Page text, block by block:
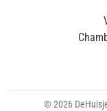
© 2026